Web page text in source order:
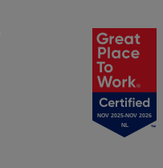
NOV 2025-NOV 2026
NL